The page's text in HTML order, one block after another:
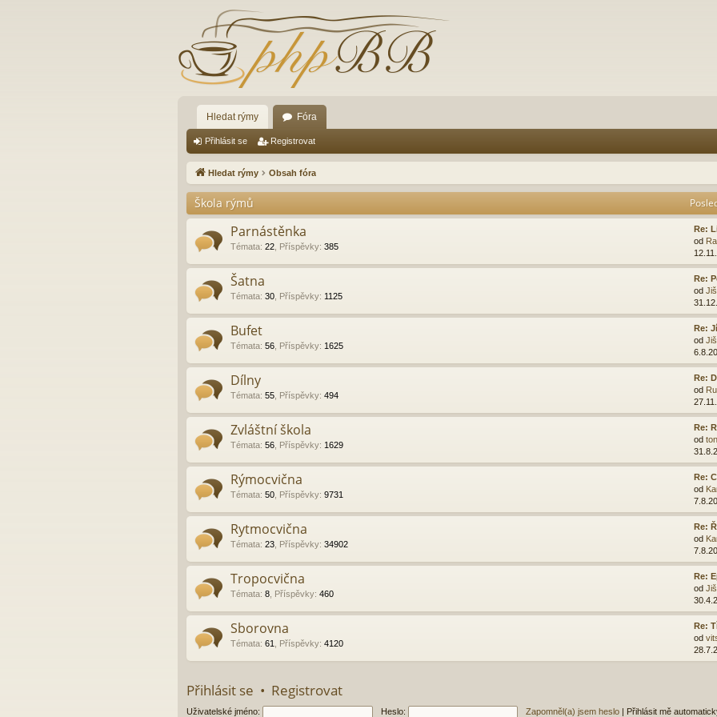
Hledat rýmy Fóra
Přihlásit se Registrovat
Hledat rýmy Obsah fóra
Škola rýmů
Parnástěnka
Témata: 22 Příspěvky: 385
Re:
od
Šatna
Témata: 30 Příspěvky: 1125
Re:
od
Bufet
Témata: 56 Příspěvky: 1625
Re:
od
Dílny
Témata: 55 Příspěvky: 494
Re:
od
Zvláštní škola
Témata: 56 Příspěvky: 1629
Re:
od
Rýmocvična
Témata: 50 Příspěvky: 9731
Re:
od
Rytmocvična
Témata: 23 Příspěvky: 34902
Re:
od
Tropocvična
Témata: 8 Příspěvky: 460
Re:
od
Sborovna
Témata: 61 Příspěvky: 4120
Re:
od
Přihlásit se • Registrovat
Uživatelské jméno: Heslo: Zapomněl(a) jsem heslo Přihlásit mě